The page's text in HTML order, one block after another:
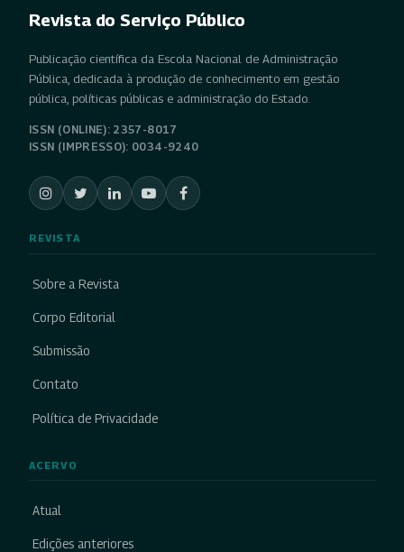
Revista do Serviço Público
Publicação científica da Escola Nacional de Administração
Pública, dedicada à produção de conhecimento em gestão
pública, políticas públicas e administração do Estado.
ISSN (ONLINE): 2357-8017
ISSN (IMPRESSO): 0034-9240
REVISTA
Sobre a Revista
Corpo Editorial
Submissão
Contato
Política de Privacidade
ACERVO
Atual
Edições anteriores